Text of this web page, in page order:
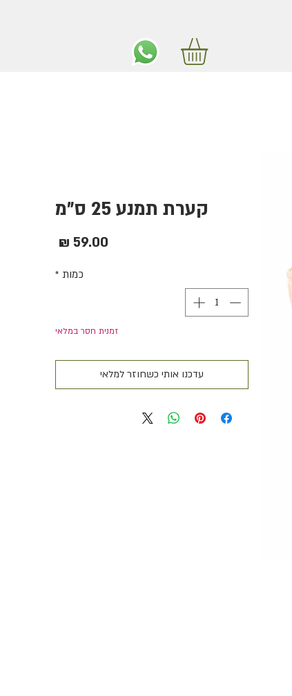
קערת תמנע 25 ס"מ
כמות *
זמנית חסר במלאי
עדכנו אותי כשחוזר למלאי